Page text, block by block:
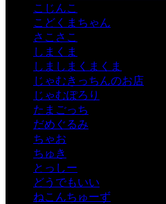
こじんこ
こどくまちゃん
さこさこ
しまくま
しましまくまくま
じゃむきっちんのお店
じゃむぽろり
たまごっち
だめぐるみ
ちゃお
ちゅき
とっしー
どうでもいい
ねこんちゅーず